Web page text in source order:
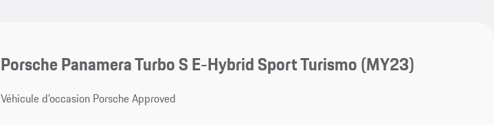
Porsche Panamera Turbo S E-Hybrid Sport Turismo (MY23)
Véhicule d’occasion Porsche Approved